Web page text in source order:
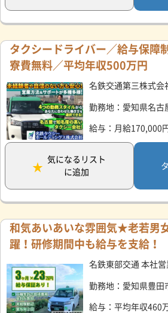
タクシードライバー／給与保障
寮費無料／平均年収500万円
名鉄交通第三株式会
勤務地：愛知県名古
給与：月給170,000
気になるリスト
に追加
和気あいあいな雰囲気★老若男
躍！研修期間中も給与を支給！
名鉄東部交通 本社
勤務地：愛知県豊田
給与：平均年収460